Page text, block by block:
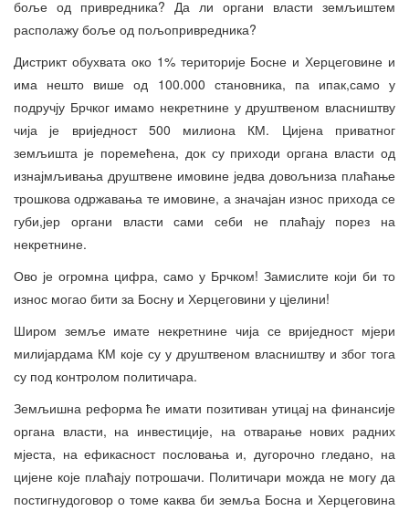
боље од привредника? Да ли органи власти земљиштем
располажу боље од пољопривредника?
Дистрикт обухвата око 1% територије Босне и Херцеговине и
има нешто више од 100.000 становника, па ипак,само у
подручју Брчког имамо некретнине у друштвеном власништву
чија је вриједност 500 милиона КМ. Цијена приватног
земљишта је поремећена, док су приходи органа власти од
изнајмљивања друштвене имовине једва довољниза плаћање
трошкова одржавања те имовине, а значајан износ прихода се
губи,јер органи власти сами себи не плаћају порез на
некретнине.
Ово је огромна цифра, само у Брчком! Замислите који би то
износ могао бити за Босну и Херцеговини у цјелини!
Широм земље имате некретнине чија се вриједност мјери
милијардама КМ које су у друштвеном власништву и због тога
су под контролом политичара.
Земљишна реформа ће имати позитиван утицај на финансије
органа власти, на инвестиције, на отварање нових радних
мјеста, на ефикасност пословања и, дугорочно гледано, на
цијене које плаћају потрошачи. Политичари можда не могу да
постигнудоговор о томе каква би земља Босна и Херцеговина